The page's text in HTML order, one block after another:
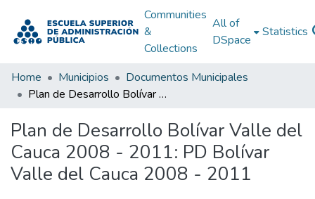
Communities
&
Collections
All of
DSpace
Statistics
Home Municipios
Documentos Municipales
Plan de Desarrollo Bolívar Valle del Cauca 2008 - 2011: PD Bolívar Valle del Cauca 2008 - 2011
Plan de Desarrollo Bolívar Valle del
Cauca 2008 - 2011: PD Bolívar
Valle del Cauca 2008 - 2011